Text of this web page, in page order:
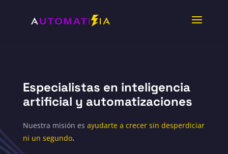
Especialistas en inteligencia
artificial y automatizaciones
Nuestra misión es ayudarte a crecer sin desperdiciar
ni un segundo.